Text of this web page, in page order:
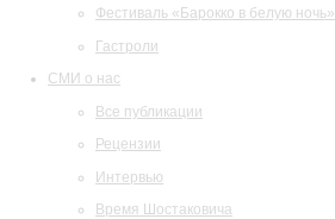
Фестиваль «Барокко в белую ночь»
Гастроли
СМИ о нас
Все публикации
Рецензии
Интервью
Время Шостаковича